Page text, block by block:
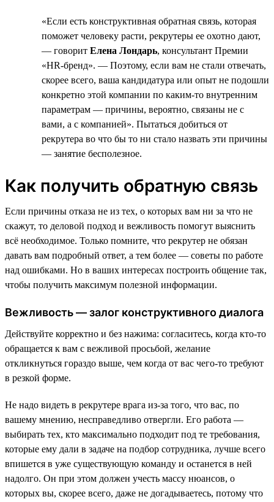
«Если есть конструктивная обратная связь, которая
поможет человеку расти, рекрутеры ее охотно дают,
— говорит Елена Лондарь, консультант Премии
«HR-бренд». — Поэтому, если вам не стали отвечать,
скорее всего, ваша кандидатура или опыт не подошли
конкретно этой компании по каким-то внутренним
параметрам — причины, вероятно, связаны не с
вами, а с компанией». Пытаться добиться от
рекрутера во что бы то ни стало назвать эти причины
— занятие бесполезное.
Как получить обратную связь
Если причины отказа не из тех, о которых вам ни за что не
скажут, то деловой подход и вежливость помогут выяснить
всё необходимое. Только помните, что рекрутер не обязан
давать вам подробный ответ, а тем более — советы по работе
над ошибками. Но в ваших интересах построить общение так,
чтобы получить максимум полезной информации.
Вежливость — залог конструктивного диалога
Действуйте корректно и без нажима: согласитесь, когда кто-то
обращается к вам с вежливой просьбой, желание
откликнуться гораздо выше, чем когда от вас чего-то требуют
в резкой форме.
Не надо видеть в рекрутере врага из-за того, что вас, по
вашему мнению, несправедливо отвергли. Его работа —
выбирать тех, кто максимально подходит под те требования,
которые ему дали в задаче на подбор сотрудника, лучше всего
впишется в уже существующую команду и останется в ней
надолго. Он при этом должен учесть массу нюансов, о
которых вы, скорее всего, даже не догадываетесь, потому что